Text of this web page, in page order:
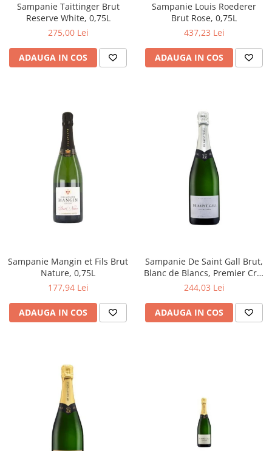
Sampanie Taittinger Brut
Reserve White, 0,75L
275,00 Lei
ADAUGA IN COS
Sampanie Louis Roederer
Brut Rose, 0,75L
437,23 Lei
ADAUGA IN COS
Sampanie Mangin et Fils Brut
Nature, 0,75L
177,94 Lei
ADAUGA IN COS
Sampanie De Saint Gall Brut,
Blanc de Blancs, Premier Cru,
0,75L
244,03 Lei
ADAUGA IN COS